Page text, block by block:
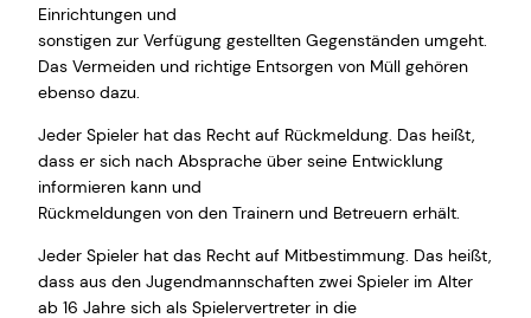
Einrichtungen und
sonstigen zur Verfügung gestellten Gegenständen umgeht.
Das Vermeiden und richtige Entsorgen von Müll gehören
ebenso dazu.
Jeder Spieler hat das Recht auf Rückmeldung. Das heißt,
dass er sich nach Absprache über seine Entwicklung
informieren kann und
Rückmeldungen von den Trainern und Betreuern erhält.
Jeder Spieler hat das Recht auf Mitbestimmung. Das heißt,
dass aus den Jugendmannschaften zwei Spieler im Alter
ab 16 Jahre sich als Spielervertreter in die